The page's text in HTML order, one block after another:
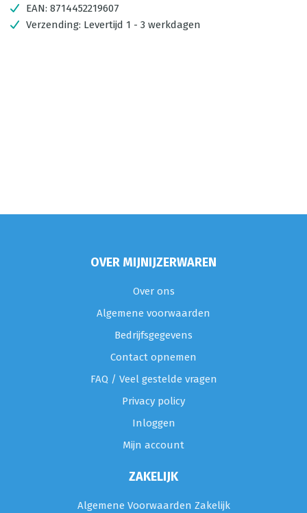
EAN: 8714452219607
Verzending: Levertijd 1 - 3 werkdagen
OVER MIJNIJZERWAREN
Over ons
Algemene voorwaarden
Bedrijfsgegevens
Contact opnemen
FAQ / Veel gestelde vragen
Privacy policy
Inloggen
Mijn account
ZAKELIJK
Algemene Voorwaarden Zakelijk